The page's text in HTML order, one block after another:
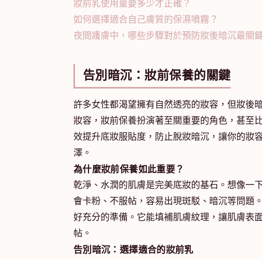
妝前乳使用量要多少才正確？
如何選擇適合自己膚質的保濕噴霧？
夜間護膚中，哪些步驟對於預防妝後暗沉最關
告別暗沉：妝前保養的關鍵
許多女性都渴望擁有自然透亮的妝容，但妝後
妝容，妝前保養扮演著至關重要的角色，甚至
效提升底妝服貼度，防止脫妝暗沉，讓你的妝
澤。
為什麼妝前保養如此重要？
乾淨、水潤的肌膚是完美底妝的基石。想像一
會卡粉、不服帖，容易出現斑駁、暗沉等問題
好充分的準備。它能填補肌膚紋理，讓肌膚表
帖。
告別暗沉：選擇適合的妝前乳